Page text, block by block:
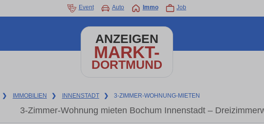
Event Auto Immo Job
ANZEIGEN
MARKT-
DORTMUND
❯ IMMOBILIEN ❯ INNENSTADT ❯ 3-ZIMMER-WOHNUNG-MIETEN
3-Zimmer-Wohnung mieten Bochum Innenstadt –